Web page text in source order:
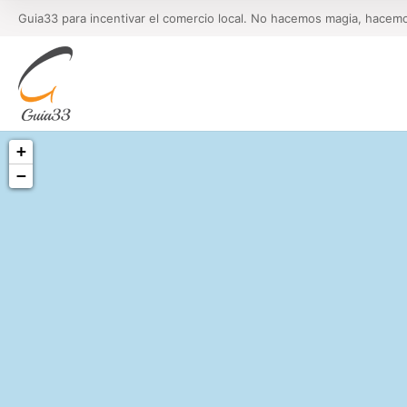
Guia33 para incentivar el comercio local. No hacemos magia,
+
−